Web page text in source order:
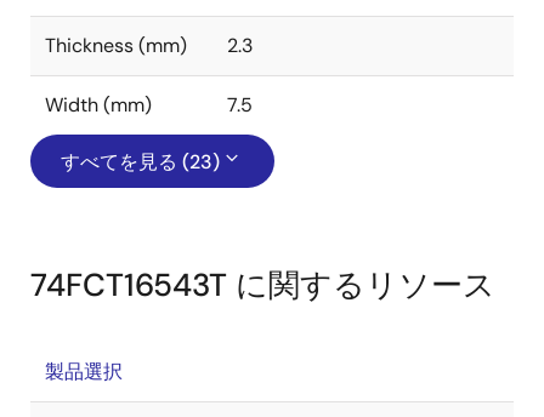
Thickness (mm) 2.3
Width (mm) 7.5
すべてを見る (23)
74FCT16543T に関するリソース
製品選択